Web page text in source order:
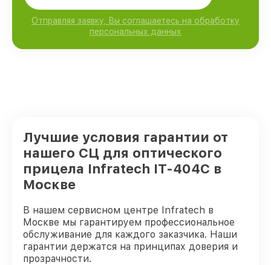
Отправляя заявку, Вы соглашаетесь на обработку
персональных данных
Лучшие условия гарантии от
нашего СЦ для оптического
прицела Infratech IT-404C в
Москве
В нашем сервисном центре Infratech в
Москве мы гарантируем профессиональное
обслуживание для каждого заказчика. Наши
гарантии держатся на принципах доверия и
прозрачности.